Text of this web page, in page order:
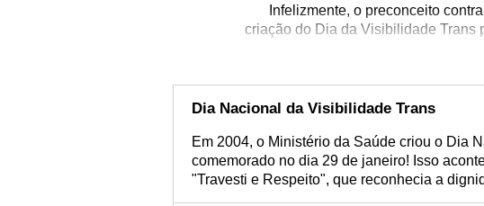
Infelizmente, o preconceito
criação do Dia da Visibilidade Trans
onde todos tenham
Dia Nacional da Visibilidade Trans
Em 2004, o Ministério da Saúde criou o Dia
comemorado no dia 29 de janeiro! Isso
"Travesti e Respeito", que reconhecia a